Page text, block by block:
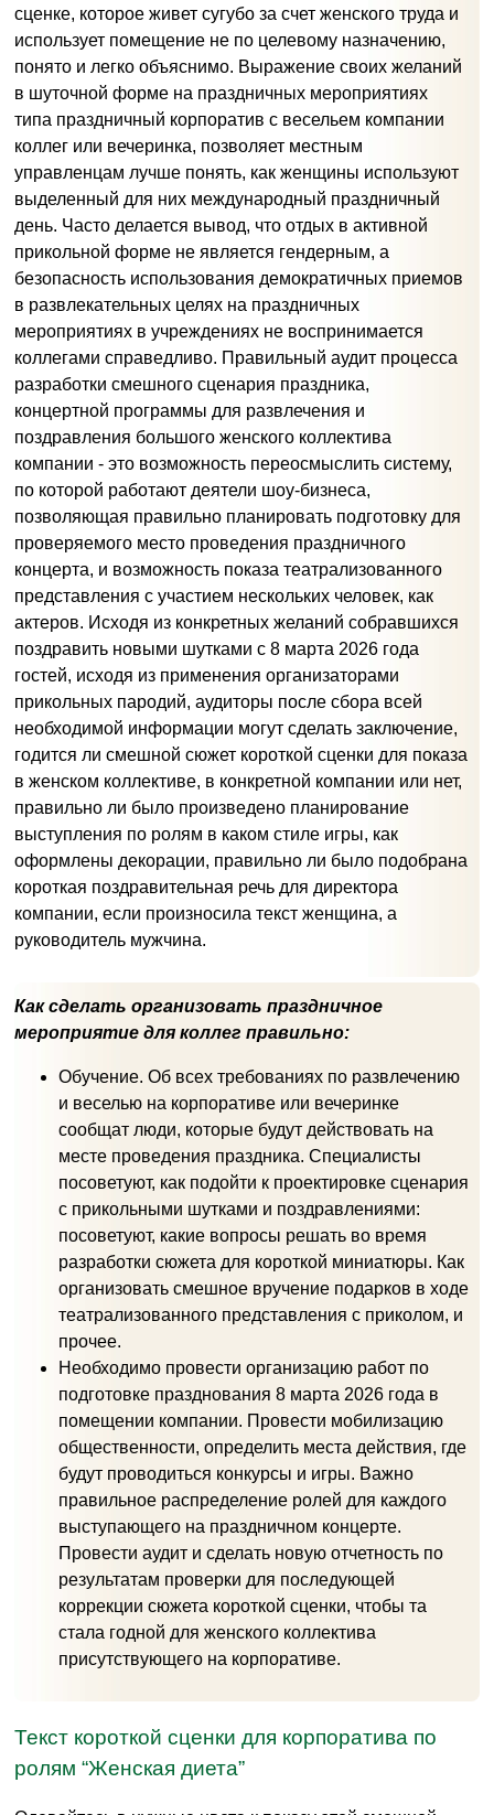
сценке, которое живет сугубо за счет женского труда и
использует помещение не по целевому назначению,
понято и легко объяснимо. Выражение своих желаний
в шуточной форме на праздничных мероприятиях
типа праздничный корпоратив с весельем компании
коллег или вечеринка, позволяет местным
управленцам лучше понять, как женщины используют
выделенный для них международный праздничный
день. Часто делается вывод, что отдых в активной
прикольной форме не является гендерным, а
безопасность использования демократичных приемов
в развлекательных целях на праздничных
мероприятиях в учреждениях не воспринимается
коллегами справедливо. Правильный аудит процесса
разработки смешного сценария праздника,
концертной программы для развлечения и
поздравления большого женского коллектива
компании - это возможность переосмыслить систему,
по которой работают деятели шоу-бизнеса,
позволяющая правильно планировать подготовку для
проверяемого место проведения праздничного
концерта, и возможность показа театрализованного
представления с участием нескольких человек, как
актеров. Исходя из конкретных желаний собравшихся
поздравить новыми шутками с 8 марта 2026 года
гостей, исходя из применения организаторами
прикольных пародий, аудиторы после сбора всей
необходимой информации могут сделать заключение,
годится ли смешной сюжет короткой сценки для показа
в женском коллективе, в конкретной компании или нет,
правильно ли было произведено планирование
выступления по ролям в каком стиле игры, как
оформлены декорации, правильно ли было подобрана
короткая поздравительная речь для директора
компании, если произносила текст женщина, а
руководитель мужчина.
Как сделать организовать праздничное
мероприятие для коллег правильно:
Обучение. Об всех требованиях по развлечению
и веселью на корпоративе или вечеринке
сообщат люди, которые будут действовать на
месте проведения праздника. Специалисты
посоветуют, как подойти к проектировке сценария
с прикольными шутками и поздравлениями:
посоветуют, какие вопросы решать во время
разработки сюжета для короткой миниатюры. Как
организовать смешное вручение подарков в ходе
театрализованного представления с приколом, и
прочее.
Необходимо провести организацию работ по
подготовке празднования 8 марта 2026 года в
помещении компании. Провести мобилизацию
общественности, определить места действия, где
будут проводиться конкурсы и игры. Важно
правильное распределение ролей для каждого
выступающего на праздничном концерте.
Провести аудит и сделать новую отчетность по
результатам проверки для последующей
коррекции сюжета короткой сценки, чтобы та
стала годной для женского коллектива
присутствующего на корпоративе.
Текст короткой сценки для корпоратива по
ролям “Женская диета”